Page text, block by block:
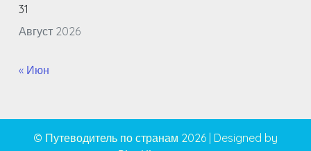
Август 2026
31
« Июн
© Путеводитель по странам 2026 Designed by